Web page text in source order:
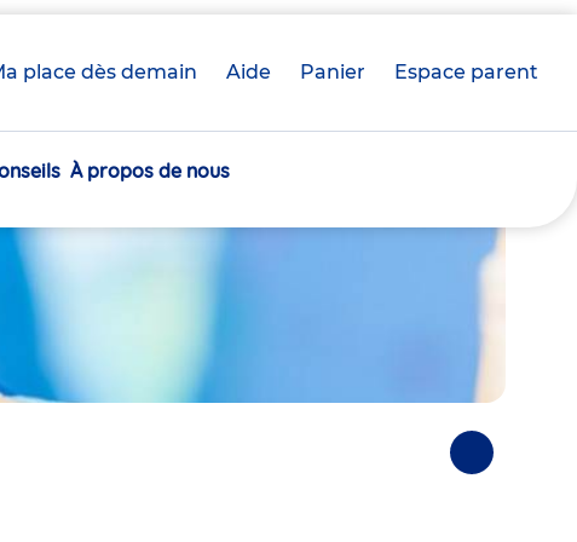
place dès demain Aide Panier crèche(s)
Espace parent
À propos de nous
Photos
suivantes